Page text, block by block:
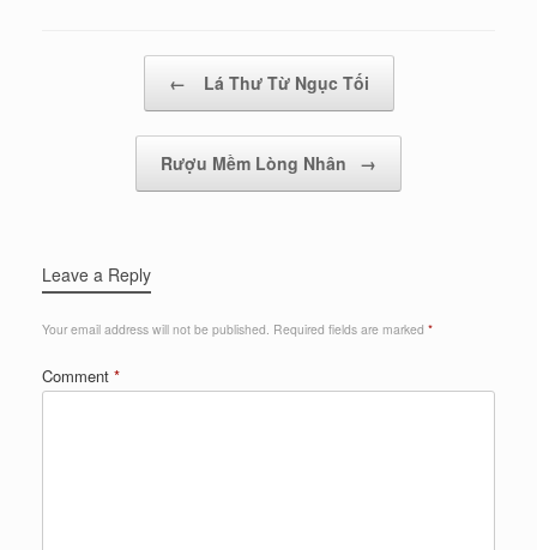
← Lá Thư Từ Ngục Tối
Rượu Mềm Lòng Nhân →
Leave a Reply
Your email address will not be published. Required fields are marked *
Comment *